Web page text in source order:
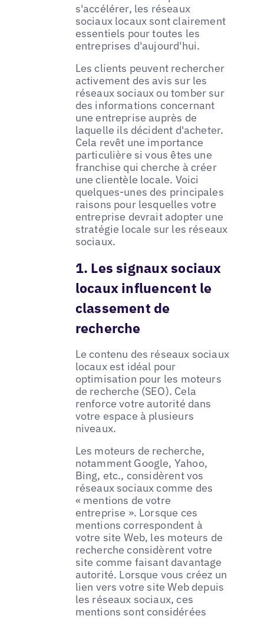
s'accélérer, les réseaux
sociaux locaux sont clairement
essentiels pour toutes les
entreprises d'aujourd'hui.
Les clients peuvent rechercher
activement des avis sur les
réseaux sociaux ou tomber sur
des informations concernant
une entreprise auprès de
laquelle ils décident d'acheter.
Cela revêt une importance
particulière si vous êtes une
franchise qui cherche à créer
une clientèle locale. Voici
quelques-unes des principales
raisons pour lesquelles votre
entreprise devrait adopter une
stratégie locale sur les réseaux
sociaux.
1. Les signaux sociaux
locaux influencent le
classement de
recherche
Le contenu des réseaux sociaux
locaux est idéal pour
optimisation pour les moteurs
de recherche (SEO). Cela
renforce votre autorité dans
votre espace à plusieurs
niveaux.
Les moteurs de recherche,
notamment Google, Yahoo,
Bing, etc., considèrent vos
réseaux sociaux comme des
« mentions de votre
entreprise ». Lorsque ces
mentions correspondent à
votre site Web, les moteurs de
recherche considèrent votre
site comme faisant davantage
autorité. Lorsque vous créez un
lien vers votre site Web depuis
les réseaux sociaux, ces
mentions sont considérées